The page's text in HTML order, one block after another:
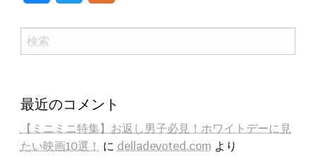
検
索
最近のコメント
【ミニミニ特集】お返し男子必見！ホワイトデーに見
たい映画10選！ に delladevoted.com より